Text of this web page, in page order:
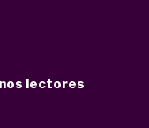
lectores